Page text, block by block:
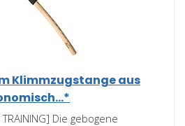
Klimmzugstange aus
TRAINING] Die gebogene